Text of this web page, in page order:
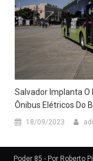
Salvador Implanta O
Ônibus Elétricos Do
18/09/2023
Poder 85 - Por Roberto